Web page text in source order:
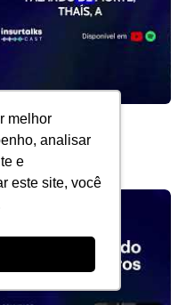
melhor
analisar
e
este site, você
Futuro do Seguro e
Flexibilidade